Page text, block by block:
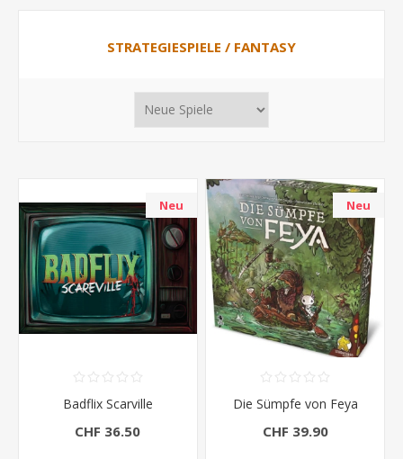
STRATEGIESPIELE / FANTASY
Neu
Badflix Scarville
CHF 36.50
Neu
Die Sümpfe von Feya
CHF 39.90